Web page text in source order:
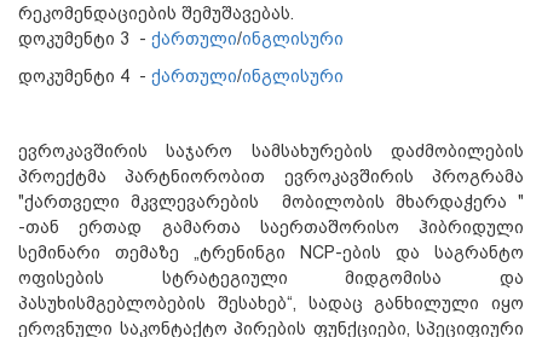
რეკომენდაციების შემუშავებას.
დოკუმენტი 3 - ქართული/ინგლისური
დოკუმენტი 4 - ქართული/ინგლისური
ევროკავშირის საჯარო სამსახურების დაძმობილების
პროექტმა პარტნიორობით ევროკავშირის პროგრამა
"ქართველი მკვლევარების მობილობის მხარდაჭერა "
-თან ერთად გამართა საერთაშორისო ჰიბრიდული
სემინარი თემაზე „ტრენინგი NCP-ების და საგრანტო
ოფისების სტრატეგიული მიდგომისა და
პასუხისმგებლობების შესახებ“, სადაც განხილული იყო
ეროვნული საკონტაქტო პირების ფუნქციები, სპეციფიური